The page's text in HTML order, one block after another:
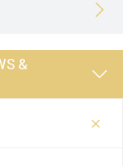

&

